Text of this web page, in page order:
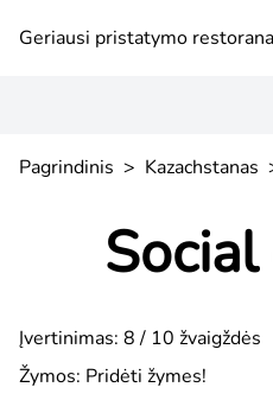
Geriausi pristatymo
Pagrindinis > Kazachstanas
Įvertinimas: 8 / 10 žvaigždės
Žymos: Pridėti žymes!